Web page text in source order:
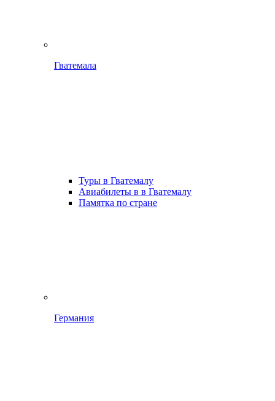
Гватемала
Туры в Гватемалу
Авиабилеты в в Гватемалу
Памятка по стране
Германия